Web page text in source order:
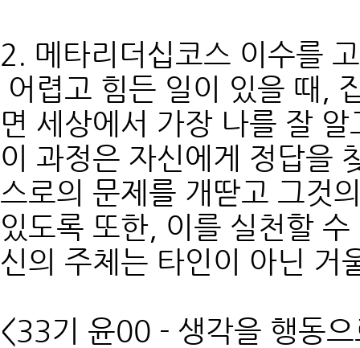
2. 메타리더십코스 이수를
어렵고 힘든 일이 있을 때,
면 세상에서 가장 나를 잘
이 과정은 자신에게 정답을
스로의 문제를 개딷고 그것
있도록 또한, 이를 실천할
신의 주체는 타인이 아닌 거
<33기 윤00 - 생각을 행동